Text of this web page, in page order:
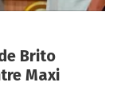
Brito
Maxi